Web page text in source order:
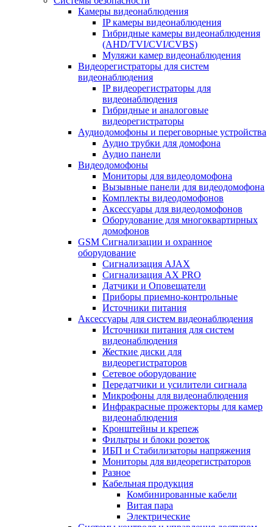
Камеры видеонаблюдения
IP камеры видеонаблюдения
Гибридные камеры видеонаблюдения
(AHD/TVI/CVI/CVBS)
Муляжи камер видеонаблюдения
Видеорегистраторы для систем
видеонаблюдения
IP видеорегистраторы для
видеонаблюдения
Гибридные и аналоговые
видеорегистраторы
Аудиодомофоны и переговорные устройства
Аудио трубки для домофона
Аудио панели
Видеодомофоны
Мониторы для видеодомофона
Вызывные панели для видеодомофона
Комплекты видеодомофонов
Аксессуары для видеодомофонов
Оборудование для многоквартирных
домофонов
GSM Сигнализации и охранное
оборудование
Сигнализация AJAX
Сигнализация AX PRO
Датчики и Оповещатели
Приборы приемно-контрольные
Источники питания
Аксессуары для систем видеонаблюдения
Источники питания для систем
видеонаблюдения
Жесткие диски для
видеорегистраторов
Сетевое оборудование
Передатчики и усилители сигнала
Микрофоны для видеонаблюдения
Инфракрасные прожекторы для камер
видеонаблюдения
Кронштейны и крепеж
Фильтры и блоки розеток
ИБП и Стабилизаторы напряжения
Мониторы для видеорегистраторов
Разное
Кабельная продукция
Комбинированные кабели
Витая пара
Электрические